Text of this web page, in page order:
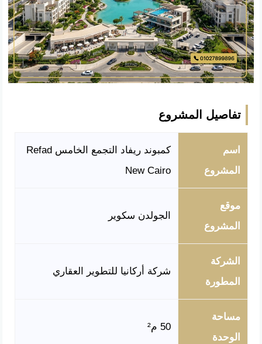
تفاصيل المشروع
اسم
المشروع
كمبوند ريفاد التجمع الخامس Refad
New Cairo
موقع
المشروع
الجولدن سكوير
الشركة
المطورة
شركة أركانيا للتطوير العقاري
مساحة
الوحدة
50 م²